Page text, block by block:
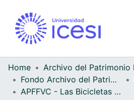
Home
Fondo Archivo del Patrimonio Fotográfico y Fílmico del Valle del Cauca
APFFVC - Las Bicicletas y Ca - Patrimonial